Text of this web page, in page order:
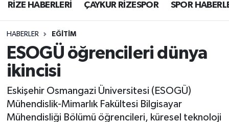
RİZE HABERLERİ ÇAYKUR RİZESPOR SPOR
HABERLER EĞİTİM
ESOGÜ öğrencileri dünya
ikincisi
Eskişehir Osmangazi Üniversitesi (ESOGÜ)
Mühendislik-Mimarlık Fakültesi Bilgisayar
Mühendisliği Bölümü öğrencileri, küresel teknoloji
Asayiş
Rize Jandarma Komutanlığı
Bilim Teknoloji
Merkez Trafik Yoğunluk Haritası
Süper Lig Puan Durumu ve Fikstür
Tüm Manşetler
Son Dakika Haberleri